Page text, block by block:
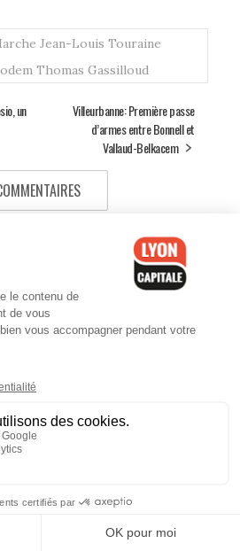
Jean-Louis Touraine
Thomas Gassilloud
un
Villeurbanne: Première passe
d’armes entre Bonnell et
Vallaud-Belkacem
fermés